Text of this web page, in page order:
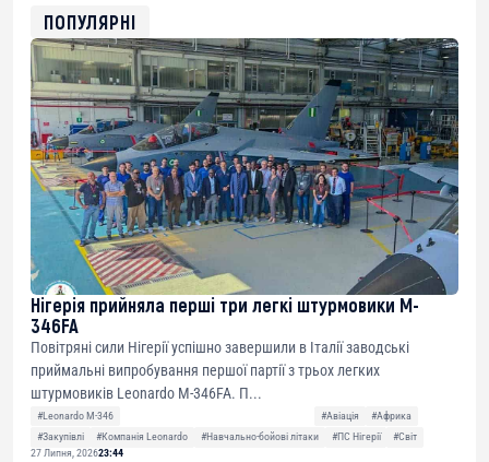
0xfD02863D3289416fcF50975c9DFda13623f97758
ПОПУЛЯРНІ
Нігерія прийняла перші три легкі штурмовики M-
346FA
Повітряні сили Нігерії успішно завершили в Італії заводські
приймальні випробування першої партії з трьох легких
штурмовиків Leonardo M-346FA. П...
#Leonardo M-346 #Авіація
#Африка
#Закупівлі
#Компанія Leonardo #Навчально-бойові літаки #ПС Нігерії
#Світ
27 Липня, 202623:44